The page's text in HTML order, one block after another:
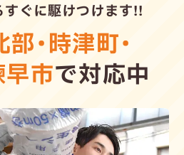
ぐに駆けつけます!!
部・時津町・
市で対応中